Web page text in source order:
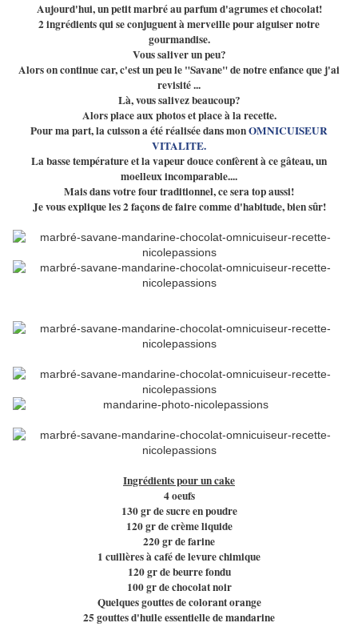
Aujourd'hui, un petit marbré au parfum d'agrumes et chocolat!
2 ingrédients qui se conjuguent à merveille pour aiguiser notre
gourmandise.
Vous saliver un peu?
Alors on continue car, c'est un peu le "Savane" de notre enfance que j'ai
revisité ...
Là, vous salivez beaucoup?
Alors place aux photos et place à la recette.
Pour ma part, la cuisson a été réalisée dans monOMNICUISEUR
VITALITE.
La basse température et la vapeur douce confèrent à ce gâteau, un
moelleux incomparable....
Mais dans votre four traditionnel, ce sera top aussi!
Je vous explique les 2 façons de faire comme d'habitude, bien sûr!
Ingrédients pour un cake
4 oeufs
130 gr de sucre en poudre
120 gr de crème liquide
220 gr de farine
1 cuillères à café de levure chimique
120 gr de beurre fondu
100 gr de chocolat noir
Quelques gouttes de colorant orange
25 gouttes d'huile essentielle de mandarine